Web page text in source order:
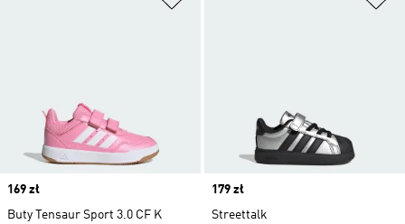
Price
169 zł
Buty Tensaur Sport 3.0 CF K
Price
179 zł
Streettalk